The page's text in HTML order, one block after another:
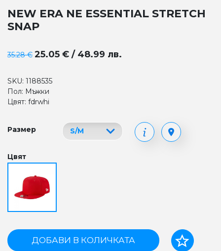
NEW ERA NE ESSENTIAL STRETCH
SNAP
35.28 € 25.05 € / 48.99 лв.
SKU: 1188535
Пол: Мъжки
Цвят: fdrwhi
Размер
Цвят
ДОБАВИ В КОЛИЧКАТА